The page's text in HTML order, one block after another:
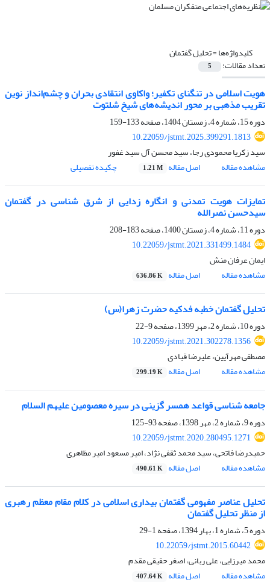
کلیدواژه‌ها =تحلیل گفتمان
تعداد مقالات: 5
هویت اسلامی در تنگنای تکفیر؛ واکاوی انتقادی بحران و چشم‌انداز نوین
تقریب مذهبی بر محور اندیشه‌های شیخ شلتوت
دوره 15، شماره 4، زمستان 1404، صفحه
133-159
10.22059/jstmt.2025.399291.1813
سید زکریا محمودی رجا، سید محسن آل سید غفور
مشاهده مقاله
اصل مقاله 1.21 M چکیده تفصیلی
تمایزات هویت تمدنی و انگاره زدایی از شرق شناسی در گفتمان
سیدحسن نصرالله
دوره 11، شماره 4، زمستان 1400، صفحه
183-208
10.22059/jstmt.2021.331499.1484
ایمان عرفان منش
مشاهده مقاله
اصل مقاله 636.86 K
تحلیل گفتمان خطبه فدکیه حضرت زهرا(س)
دوره 10، شماره 2، مهر 1399، صفحه
9-22
10.22059/jstmt.2021.302278.1356
مصطفی مهرآیین، علیرضا قبادی
مشاهده مقاله
اصل مقاله 299.19 K
جامعه شناسی قواعد همسر گزینی در سیره معصومین علیهم السلام
دوره 9، شماره 2، مهر 1398، صفحه
93-125
10.22059/jstmt.2020.280495.1271
حمیدرضا فاتحی، سید محمد ثقفی نژاد، امیر مسعود امیر مظاهری
مشاهده مقاله
اصل مقاله 490.61 K
تحلیل عناصر مفهومی گفتمان بیداری اسلامی در کلام مقام معظم رهبری
از منظر تحلیل گفتمان
دوره 5، شماره 1، بهار 1394، صفحه
1-29
10.22059/jstmt.2015.60442
محمد میرزایی، علی ربانی، اصغر حقیقی مقدم
مشاهده مقاله
اصل مقاله 407.64 K